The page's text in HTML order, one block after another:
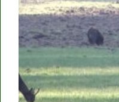
groei
en
landbouwschade
beperken